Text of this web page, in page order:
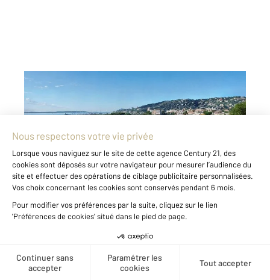
Créer une alerte
LE GOLFE JUAN 06
Ref : 144
Appartement F3 à vendre
510 000 €
Proche mer 3 pièces en rez-de-jardin avec
vaste jardin et deux parkings Situé en rez-de-
jardin au sein d'une résidence entièrement
mer, cet appartement de 3 pièces offre un
cadre de vie privilégié ...